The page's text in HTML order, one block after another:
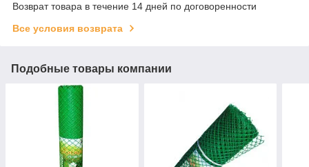
Возврат товара в течение 14 дней по договоренности
Все условия возврата
Подобные товары компании